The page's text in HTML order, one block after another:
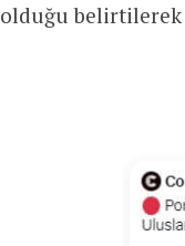
olduğu belirtilerek